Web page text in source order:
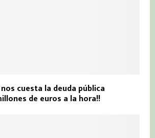
nos cuesta la deuda pública
de euros a la hora!!